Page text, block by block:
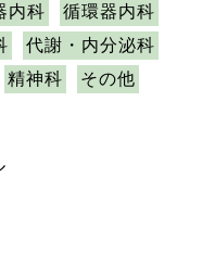
内科
循環器内科
代謝・内分泌科
精神科 その他